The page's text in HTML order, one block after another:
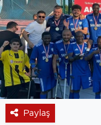
Paylaş